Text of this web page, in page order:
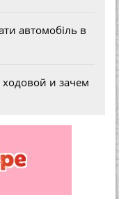
автомобіль в
ходовой и зачем